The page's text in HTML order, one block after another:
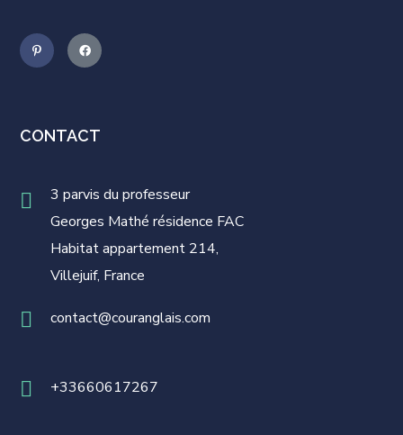
CONTACT
3 parvis du professeur
Georges Mathé résidence FAC
Habitat appartement 214,
Villejuif, France
contact@couranglais.com
+33660617267